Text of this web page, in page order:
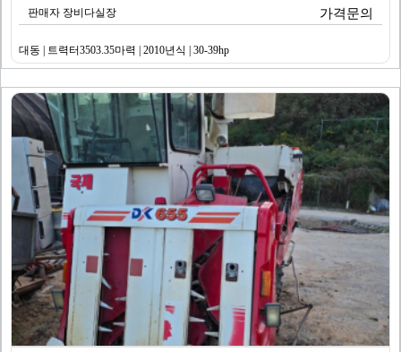
판매자 장비다실장 가격문의
대동 | 트력터3503.35마력 | 2010년식 | 30-39hp